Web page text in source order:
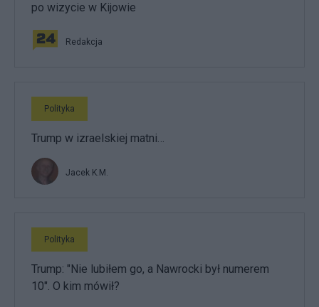
po wizycie w Kijowie
Redakcja
Polityka
Trump w izraelskiej matni…
Jacek K.M.
Polityka
Trump: "Nie lubiłem go, a Nawrocki był numerem
10". O kim mówił?